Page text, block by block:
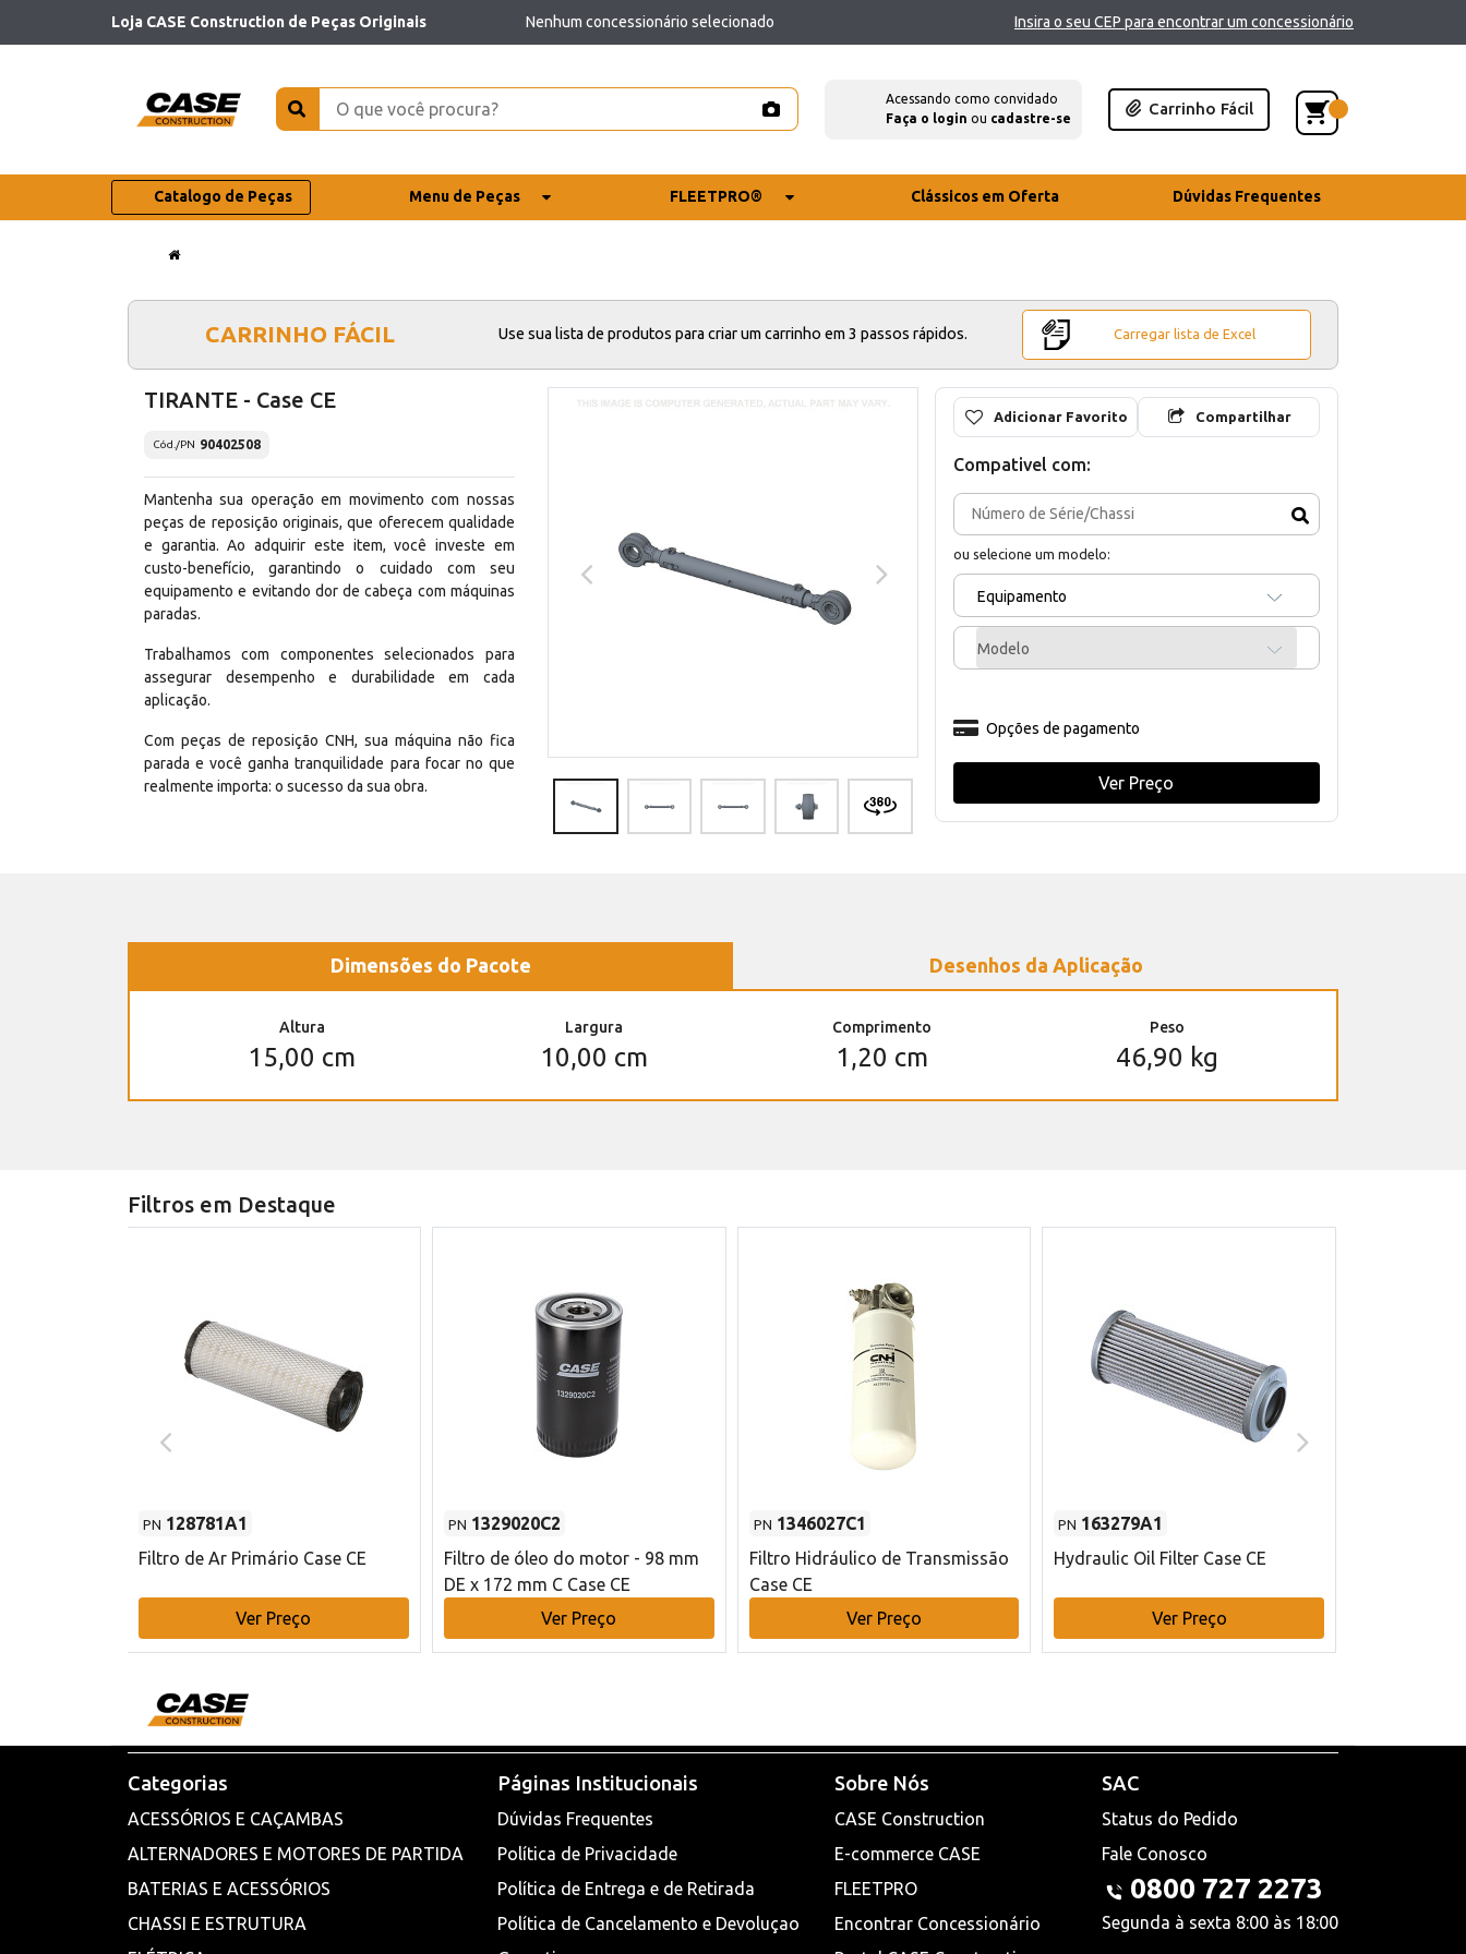
Loja CASE Construction de Peças Originais Nenhum concessionário selecionado Insira o seu CEP para encontrar um concessionário
Acessando como convidado
Faça o login ou cadastre-se
Carrinho Fácil
Catalogo de Peças Menu de Peças FLEETPRO® Clássicos em Oferta Dúvidas Frequentes
CARRINHO FÁCIL Use sua lista de produtos para criar um carrinho em 3 passos rápidos. Carregar lista de Excel
TIRANTE - Case CE
Cód./PN 90402508
Mantenha sua operação em movimento com nossas
peças de reposição originais, que oferecem qualidade
e garantia. Ao adquirir este item, você investe em
custo-benefício, garantindo o cuidado com seu
equipamento e evitando dor de cabeça com máquinas
paradas.
Trabalhamos com componentes selecionados para
assegurar desempenho e durabilidade em cada
aplicação.
Com peças de reposição CNH, sua máquina não fica
parada e você ganha tranquilidade para focar no que
realmente importa: o sucesso da sua obra.
Adicionar Favorito Compartilhar
Compativel com:
ou selecione um modelo:
Equipamento
Modelo
Opções de pagamento
Ver Preço
Dimensões do Pacote Desenhos da Aplicação
Altura
15,00 cm
Largura
10,00 cm
Comprimento
1,20 cm
Peso
46,90 kg
Filtros em Destaque
PN 128781A1
Filtro de Ar Primário Case CE
Ver Preço
PN 1329020C2
Filtro de óleo do motor - 98 mm
DE x 172 mm C Case CE
Ver Preço
PN 1346027C1
Filtro Hidráulico de Transmissão
Case CE
Ver Preço
PN 163279A1
Hydraulic Oil Filter Case CE
Ver Preço
Categorias
ACESSÓRIOS E CAÇAMBAS
ALTERNADORES E MOTORES DE PARTIDA
BATERIAS E ACESSÓRIOS
CHASSI E ESTRUTURA
Páginas Institucionais
Dúvidas Frequentes
Política de Privacidade
Política de Entrega e de Retirada
Política de Cancelamento e Devoluçao
Sobre Nós
CASE Construction
E-commerce CASE
FLEETPRO
Encontrar Concessionário
SAC
Status do Pedido
Fale Conosco
0800 727 2273
Segunda à sexta 8:00 às 18:00